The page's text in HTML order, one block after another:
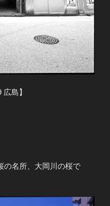
島】
の名所、大岡川の桜で